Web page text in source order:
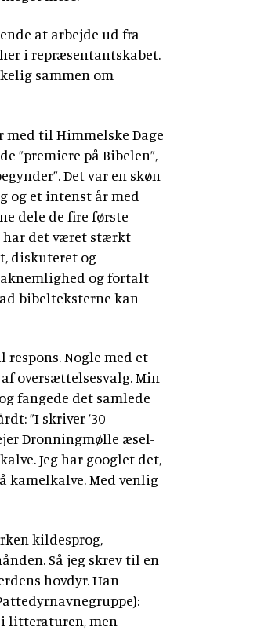
at arbejde ud fra
i repræsentantskabet.
sammen om
med til Himmelske Dage
”premiere på Bibelen”,
Det var en skøn
og et intenst år med
dele de fire første
har det været stærkt
diskuteret og
og fortalt
bibelteksterne kan
Nogle med et
oversættelsesvalg. Min
fangede det samlede
”I skriver ’30
Dronningmølle æsel-
Jeg har googlet det,
kamelkalve. Med venlig
kildesprog,
Så jeg skrev til en
hovdyr. Han
litteraturen, men